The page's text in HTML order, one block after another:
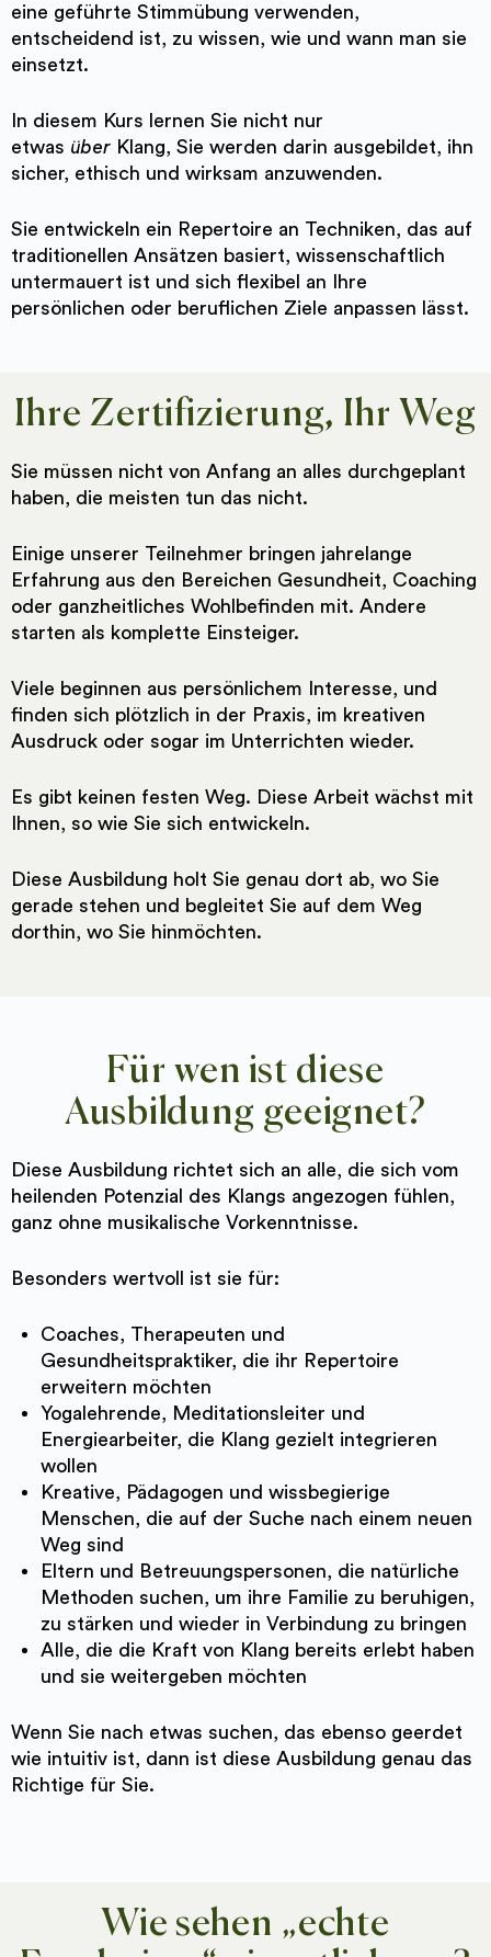
eine geführte Stimmübung verwenden,
entscheidend ist, zu wissen, wie und wann man sie
einsetzt.
In diesem Kurs lernen Sie nicht nur
etwas über Klang, Sie werden darin ausgebildet, ihn
sicher, ethisch und wirksam anzuwenden.
Sie entwickeln ein Repertoire an Techniken, das auf
traditionellen Ansätzen basiert, wissenschaftlich
untermauert ist und sich flexibel an Ihre
persönlichen oder beruflichen Ziele anpassen lässt.
Ihre Zertifizierung, Ihr Weg
Sie müssen nicht von Anfang an alles durchgeplant
haben, die meisten tun das nicht.
Einige unserer Teilnehmer bringen jahrelange
Erfahrung aus den Bereichen Gesundheit, Coaching
oder ganzheitliches Wohlbefinden mit. Andere
starten als komplette Einsteiger.
Viele beginnen aus persönlichem Interesse, und
finden sich plötzlich in der Praxis, im kreativen
Ausdruck oder sogar im Unterrichten wieder.
Es gibt keinen festen Weg. Diese Arbeit wächst mit
Ihnen, so wie Sie sich entwickeln.
Diese Ausbildung holt Sie genau dort ab, wo Sie
gerade stehen und begleitet Sie auf dem Weg
dorthin, wo Sie hinmöchten.
Für wen ist diese
Ausbildung geeignet?
Diese Ausbildung richtet sich an alle, die sich vom
heilenden Potenzial des Klangs angezogen fühlen,
ganz ohne musikalische Vorkenntnisse.
Besonders wertvoll ist sie für:
Coaches, Therapeuten und
Gesundheitspraktiker, die ihr Repertoire
erweitern möchten
Yogalehrende, Meditationsleiter und
Energiearbeiter, die Klang gezielt integrieren
wollen
Kreative, Pädagogen und wissbegierige
Menschen, die auf der Suche nach einem neuen
Weg sind
Eltern und Betreuungspersonen, die natürliche
Methoden suchen, um ihre Familie zu beruhigen,
zu stärken und wieder in Verbindung zu bringen
Alle, die die Kraft von Klang bereits erlebt haben
und sie weitergeben möchten
Wenn Sie nach etwas suchen, das ebenso geerdet
wie intuitiv ist, dann ist diese Ausbildung genau das
Richtige für Sie.
Wie sehen „echte